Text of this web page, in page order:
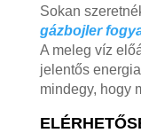
Sokan
gázbojler
A meleg víz
jelentős
mindegy, hogy